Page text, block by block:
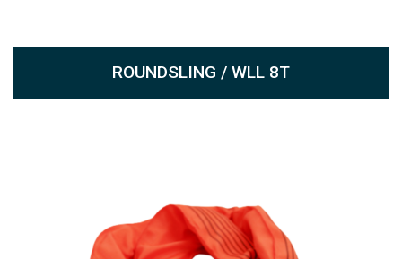
ROUNDSLING / WLL 8T